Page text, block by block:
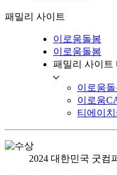
패밀리 사이트
이로움돌봄
이로움돌봄
패밀리 사이트
이로움
이로움
티에이
2024 대한민국 굿컴